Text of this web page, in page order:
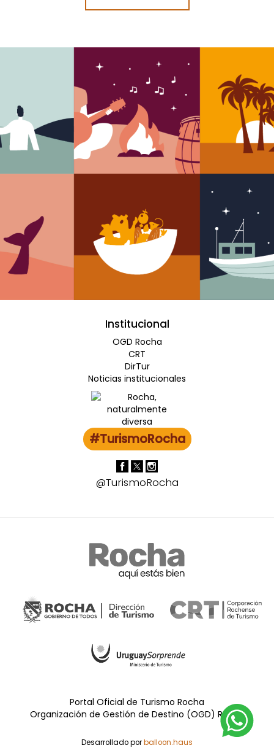
Institucional
OGD Rocha
CRT
DirTur
Noticias institucionales
#TurismoRocha
@TurismoRocha
Portal Oficial de Turismo Rocha
Organización de Gestión de Destino (OGD) Rocha
Desarrollado porballoon.haus